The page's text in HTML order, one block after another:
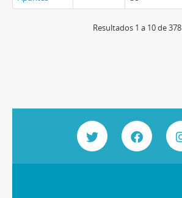
Resultados 1 a 10 de 378